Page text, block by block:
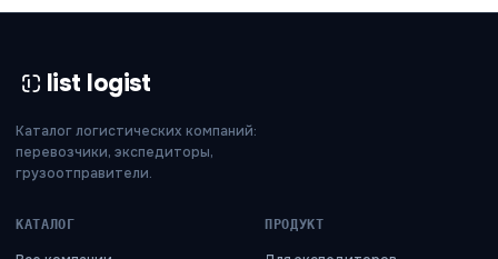
list logist
Каталог логистических компаний:
перевозчики, экспедиторы,
грузоотправители.
КАТАЛОГ ПРОДУКТ